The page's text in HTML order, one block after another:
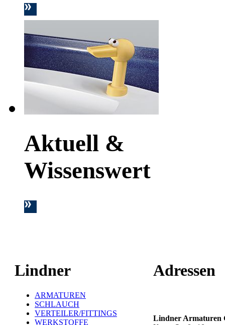
Aktuell &
Wissenswert
Lindner
ARMATUREN
SCHLAUCH
VERTEILER/FITTINGS
WERKSTOFFE
Adressen
Lindner Armaturen